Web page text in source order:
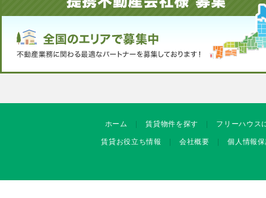
ホーム 賃貸物件を探す フリーハウス
賃貸お役立ち情報 会社概要 個人情報